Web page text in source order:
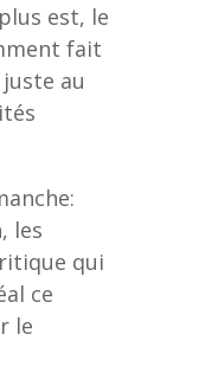
est, le
fait
au
, les
qui
ce
le